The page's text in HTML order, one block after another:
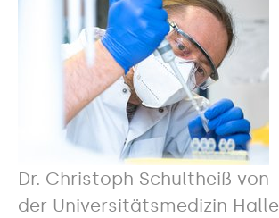
Dr. Christoph Schultheiß von
der Universitätsmedizin Halle